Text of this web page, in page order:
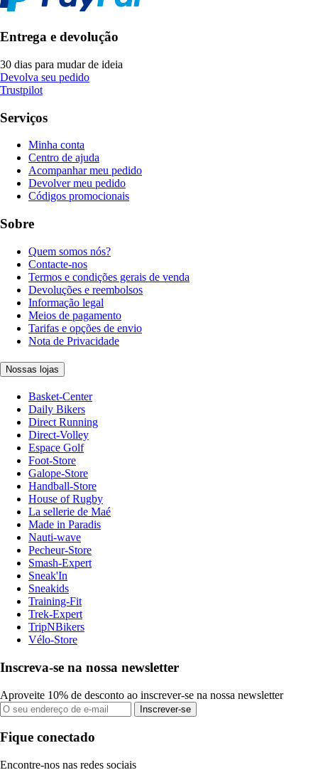
Entrega e devolução
30 dias para mudar de ideia
Devolva seu pedido
Trustpilot
Serviços
Minha conta
Centro de ajuda
Acompanhar meu pedido
Devolver meu pedido
Códigos promocionais
Sobre
Quem somos nós?
Contacte-nos
Termos e condições gerais de venda
Devoluções e reembolsos
Informação legal
Meios de pagamento
Tarifas e opções de envio
Nota de Privacidade
Nossas lojas
Basket-Center
Daily Bikers
Direct Running
Direct-Volley
Espace Golf
Foot-Store
Galope-Store
Handball-Store
House of Rugby
La sellerie de Maé
Made in Paradis
Nauti-wave
Pecheur-Store
Smash-Expert
Sneak'In
Sneakids
Training-Fit
Trek-Expert
TripNBikers
Vélo-Store
Inscreva-se na nossa newsletter
Aproveite 10% de desconto ao inscrever-se na nossa newsletter
Inscrever-se
Fique conectado
Encontre-nos nas redes sociais